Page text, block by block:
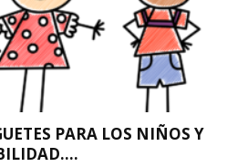
PARA LOS NIÑOS Y